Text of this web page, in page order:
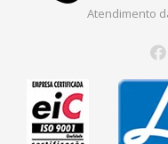
Atendimento